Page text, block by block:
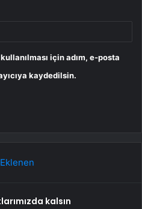
için adım, e-posta
kaydedilsin.
kalsın